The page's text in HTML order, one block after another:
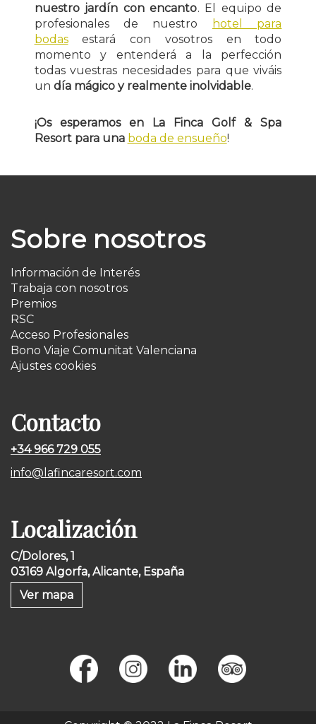
nuestro jardín con encanto. El equipo de
profesionales de nuestro
hotel para
bodasestará con vosotros en todo
momento y entenderá a la perfección
todas vuestras necesidades para que viváis
un día mágico y realmente inolvidable.
¡Os esperamos en La Finca Golf & Spa
Resort para una boda de ensueño!
Sobre nosotros
Información de Interés
Trabaja con nosotros
Premios
RSC
Acceso Profesionales
Bono Viaje Comunitat Valenciana
Ajustes cookies
Contacto
+34 966 729 055
info@lafincaresort.com
Localización
C/Dolores, 1
03169 Algorfa, Alicante, España
Ver mapa